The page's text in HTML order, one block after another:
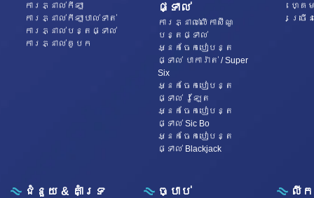
ការភ្នាល់កីឡា
ការភ្នាល់កីឡាបាល់ទាត់
ការភ្នាល់បន្តផ្ទាល់
ការភ្នាល់គូបក
ផ្ទាល់
ការភ្នាល់លើកាស៊ីណូ
បន្តផ្ទាល់
អ្នកចែកបៀបន្ត
ផ្ទាល់ បាការ៉ាត់ / Super
Six
អ្នកចែកបៀបន្ត
ផ្ទាល់ រ៉ូឡែត
អ្នកចែកបៀបន្ត
ផ្ទាល់ Sic Bo
អ្នកចែកបៀបន្ត
ផ្ទាល់ Blackjack
ហ្គេ
ច្រើ
ជំនួយ & គាំទ្រ
ច្បាប់
លី